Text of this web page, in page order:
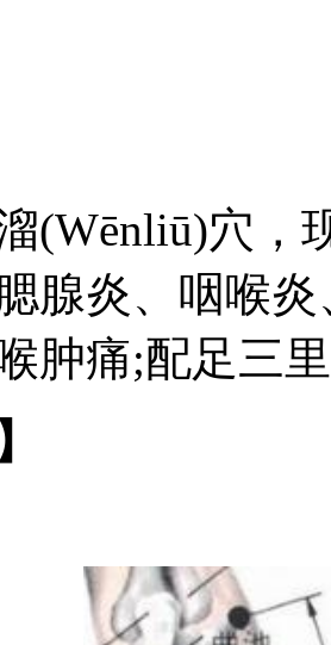
(Wēnliū)穴
腺炎、咽喉
肿痛;配足三